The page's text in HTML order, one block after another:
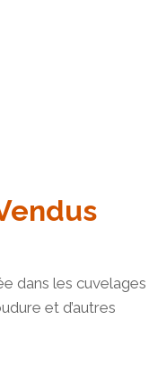
dans les cuvelages
et d’autres